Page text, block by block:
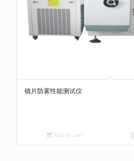
镜片防雾性能测试仪
Add to cart